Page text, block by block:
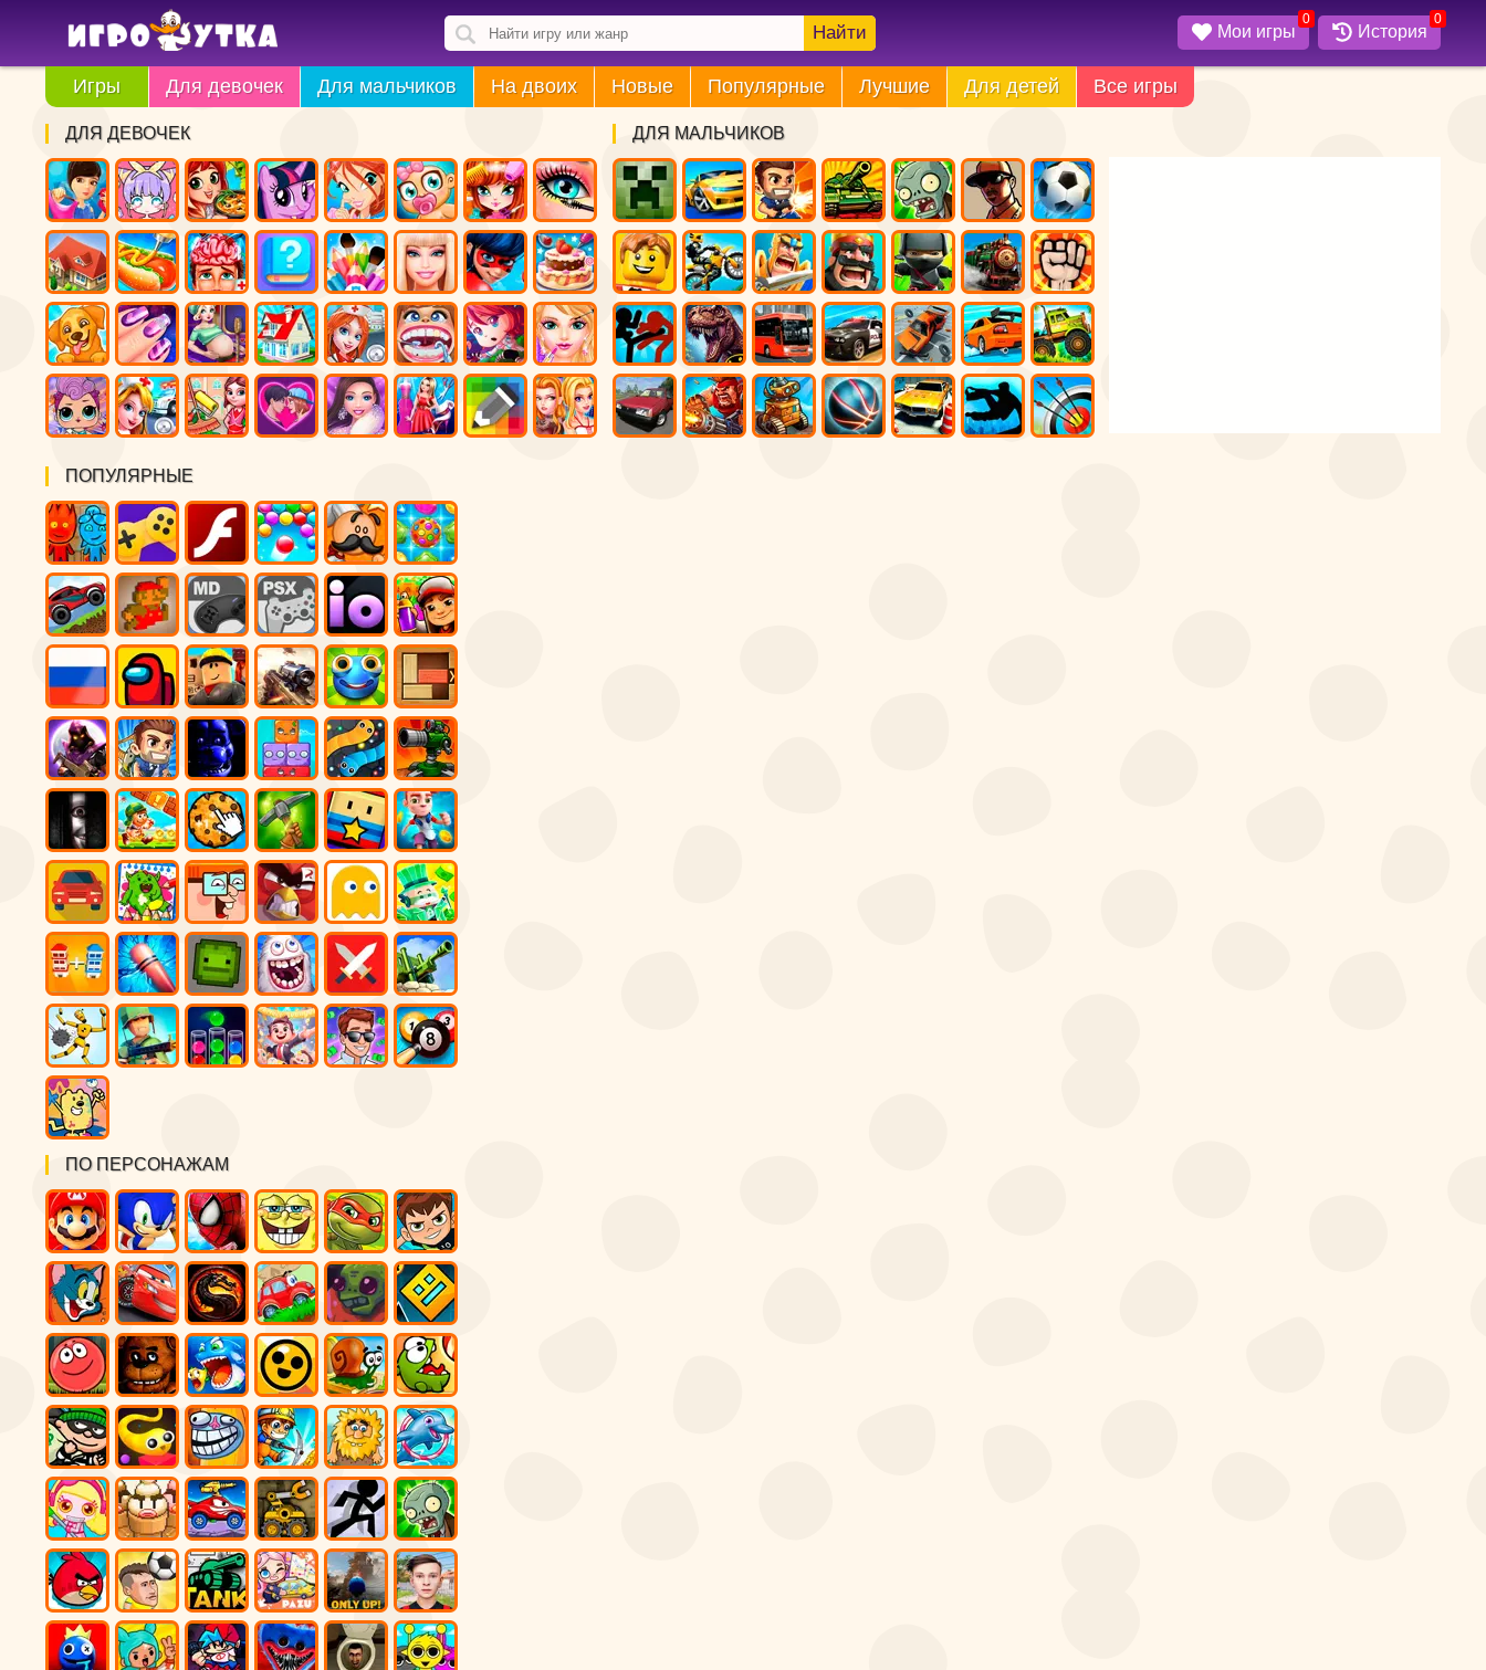
Найти Мои игры
0
История
0
Игры Для девочек Для мальчиков На двоих Новые Популярные Лучшие Для детей Все игры
ДЛЯ МАЛЬЧИКОВ
ДЛЯ ДЕВОЧЕК
ПОПУЛЯРНЫЕ
ПО ПЕРСОНАЖАМ